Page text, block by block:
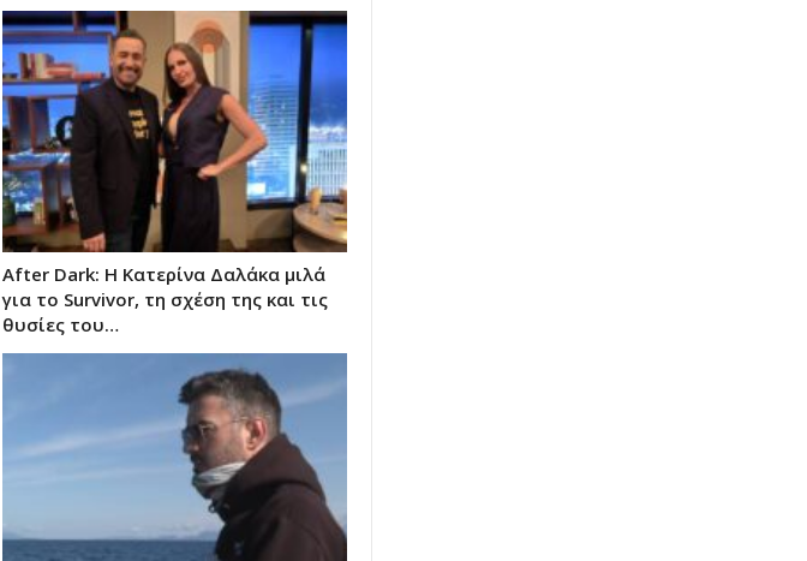
After Dark: Η Κατερίνα Δαλάκα μιλά
για το Survivor, τη σχέση της και τις
θυσίες του…